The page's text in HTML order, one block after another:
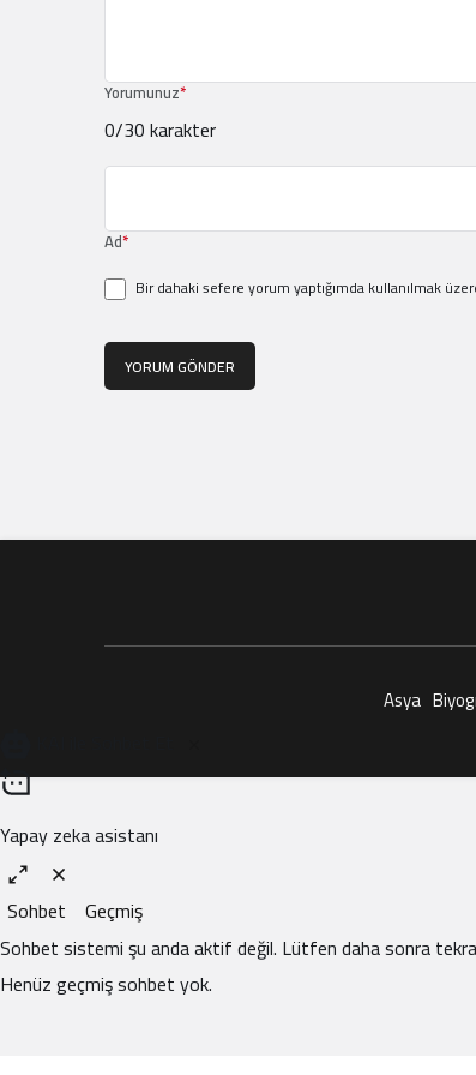
Yorumunuz*
0/30 karakter
Ad*
Bir dahaki sefere yorum yaptığımda kullanılmak
YORUM GÖNDER
Asya
Yapay zeka asistanı
Sohbet Geçmiş
Sohbet sistemi şu anda aktif değil. Lütfen daha sonra
Henüz geçmiş sohbet yok.